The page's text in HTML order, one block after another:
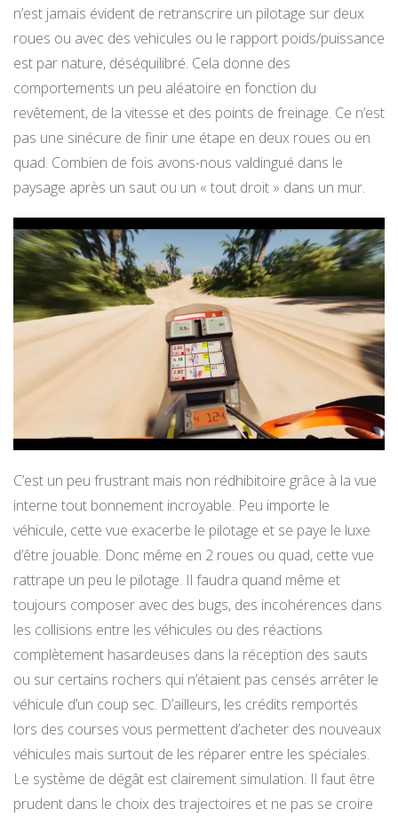
n’est jamais évident de retranscrire un pilotage sur deux
roues ou avec des vehicules ou le rapport poids/puissance
est par nature, déséquilibré. Cela donne des
comportements un peu aléatoire en fonction du
revêtement, de la vitesse et des points de freinage. Ce n’est
pas une sinécure de finir une étape en deux roues ou en
quad. Combien de fois avons-nous valdingué dans le
paysage après un saut ou un « tout droit » dans un mur.
C’est un peu frustrant mais non rédhibitoire grâce à la vue
interne tout bonnement incroyable. Peu importe le
véhicule, cette vue exacerbe le pilotage et se paye le luxe
d’être jouable. Donc même en 2 roues ou quad, cette vue
rattrape un peu le pilotage. Il faudra quand même et
toujours composer avec des bugs, des incohérences dans
les collisions entre les véhicules ou des réactions
complètement hasardeuses dans la réception des sauts
ou sur certains rochers qui n’étaient pas censés arrêter le
véhicule d’un coup sec. D’ailleurs, les crédits remportés
lors des courses vous permettent d’acheter des nouveaux
véhicules mais surtout de les réparer entre les spéciales.
Le système de dégât est clairement simulation. Il faut être
prudent dans le choix des trajectoires et ne pas se croire